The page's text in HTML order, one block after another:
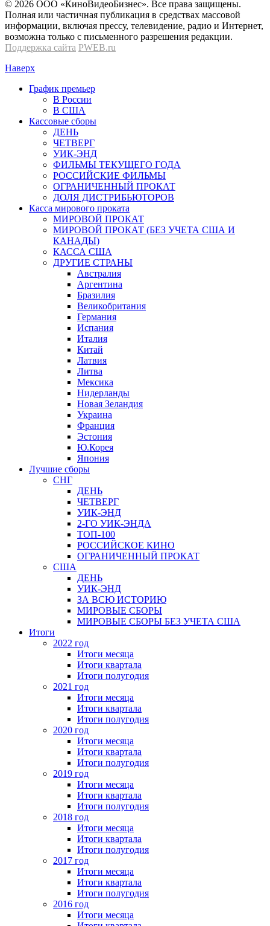
© 2026 OOО «КиноВидеоБизнес». Все права защищены.
Полная или частичная публикация в средствах массовой
информации, включая прессу, телевидение, радио и Интернет,
возможна только с письменного разрешения редакции.
Поддержка сайта PWEB.ru
Наверх
График премьер
В России
В США
Кассовые сборы
ДЕНЬ
ЧЕТВЕРГ
УИК-ЭНД
ФИЛЬМЫ ТЕКУЩЕГО ГОДА
РОССИЙСКИЕ ФИЛЬМЫ
ОГРАНИЧЕННЫЙ ПРОКАТ
ДОЛЯ ДИСТРИБЬЮТОРОВ
Касса мирового проката
МИРОВОЙ ПРОКАТ
МИРОВОЙ ПРОКАТ (БЕЗ УЧЕТА США И
КАНАДЫ)
КАССА США
ДРУГИЕ СТРАНЫ
Австралия
Аргентина
Бразилия
Великобритания
Германия
Испания
Италия
Китай
Латвия
Литва
Мексика
Нидерланды
Новая Зеландия
Украина
Франция
Эстония
Ю.Корея
Япония
Лучшие сборы
СНГ
ДЕНЬ
ЧЕТВЕРГ
УИК-ЭНД
2-ГО УИК-ЭНДА
ТОП-100
РОССИЙСКОЕ КИНО
ОГРАНИЧЕННЫЙ ПРОКАТ
США
ДЕНЬ
УИК-ЭНД
ЗА ВСЮ ИСТОРИЮ
МИРОВЫЕ СБОРЫ
МИРОВЫЕ СБОРЫ БЕЗ УЧЕТА США
Итоги
2022 год
Итоги месяца
Итоги квартала
Итоги полугодия
2021 год
Итоги месяца
Итоги квартала
Итоги полугодия
2020 год
Итоги месяца
Итоги квартала
Итоги полугодия
2019 год
Итоги месяца
Итоги квартала
Итоги полугодия
2018 год
Итоги месяца
Итоги квартала
Итоги полугодия
2017 год
Итоги месяца
Итоги квартала
Итоги полугодия
2016 год
Итоги месяца